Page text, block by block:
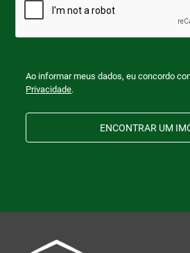
Ao informar meus dados, eu concordo
Privacidade.
ENCONTRAR UM